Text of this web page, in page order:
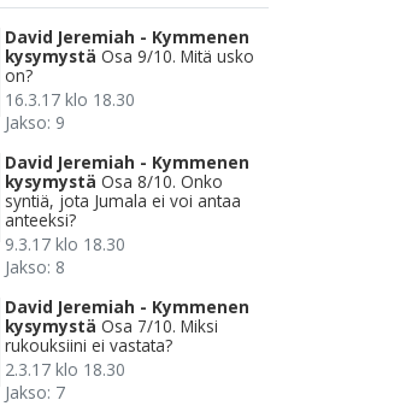
David Jeremiah - Kymmenen
kysymystä Osa 9/10. Mitä usko
on?
16.3.17 klo 18.30
Jakso: 9
David Jeremiah - Kymmenen
kysymystä Osa 8/10. Onko
syntiä, jota Jumala ei voi antaa
anteeksi?
9.3.17 klo 18.30
Jakso: 8
David Jeremiah - Kymmenen
kysymystä Osa 7/10. Miksi
rukouksiini ei vastata?
2.3.17 klo 18.30
Jakso: 7